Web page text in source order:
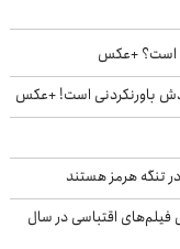
است؟ +عکس
باورنکردنی است! +عکس
تنگه هرمز هستند
فیلم‌های اقتباسی در سال